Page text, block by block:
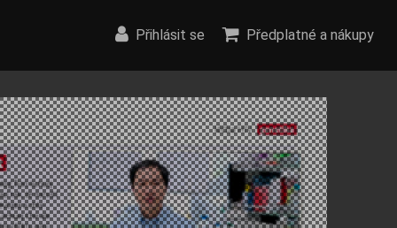
Přihlásit se Předplatné a nákupy